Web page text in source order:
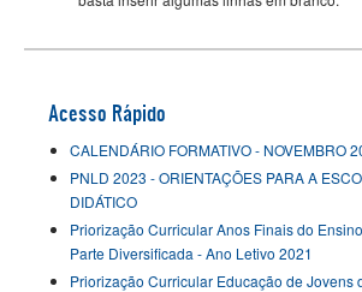
Acesso Rápido
CALENDÁRIO FORMATIVO - NOVEMBRO
PNLD 2023 - ORIENTAÇÕES PARA A
DIDÁTICO
Priorização Curricular Anos Finais do
Parte Diversificada - Ano Letivo 2021
Priorização Curricular Educação de Jovens